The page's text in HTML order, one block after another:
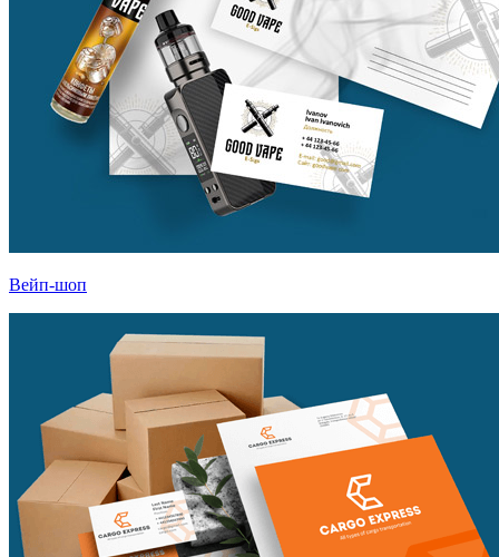
Вейп-шоп